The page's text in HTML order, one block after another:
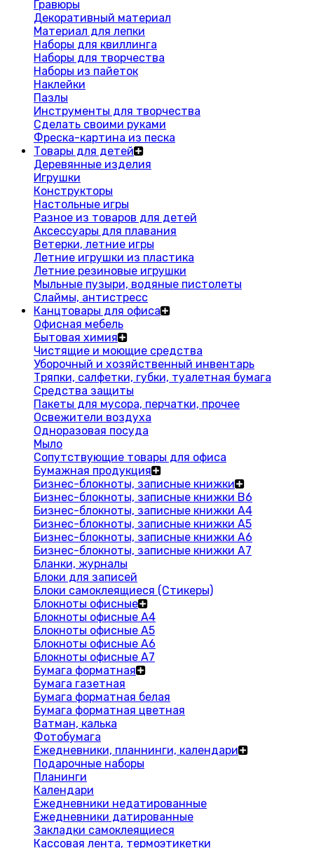
Гравюры
Декоративный материал
Материал для лепки
Наборы для квиллинга
Наборы для творчества
Наборы из пайеток
Наклейки
Пазлы
Инструменты для творчества
Сделать своими руками
Фреска-картина из песка
Товары для детей
Деревянные изделия
Игрушки
Конструкторы
Настольные игры
Разное из товаров для детей
Аксессуары для плавания
Ветерки, летние игры
Летние игрушки из пластика
Летние резиновые игрушки
Мыльные пузыри, водяные пистолеты
Слаймы, антистресс
Канцтовары для офиса
Офисная мебель
Бытовая химия
Чистящие и моющие средства
Уборочный и хозяйственный инвентарь
Тряпки, салфетки, губки, туалетная бумага
Средства защиты
Пакеты для мусора, перчатки, прочее
Освежители воздуха
Одноразовая посуда
Мыло
Сопутствующие товары для офиса
Бумажная продукция
Бизнес-блокноты, записные книжки
Бизнес-блокноты, записные книжки В6
Бизнес-блокноты, записные книжки A4
Бизнес-блокноты, записные книжки А5
Бизнес-блокноты, записные книжки А6
Бизнес-блокноты, записные книжки А7
Бланки, журналы
Блоки для записей
Блоки самоклеящиеся (Стикеры)
Блокноты офисные
Блокноты офисные A4
Блокноты офисные A5
Блокноты офисные A6
Блокноты офисные A7
Бумага форматная
Бумага газетная
Бумага форматная белая
Бумага форматная цветная
Ватман, калька
Фотобумага
Ежедневники, планнинги, календари
Подарочные наборы
Планинги
Календари
Ежедневники недатированные
Ежедневники датированные
Закладки самоклеящиеся
Кассовая лента, термоэтикетки